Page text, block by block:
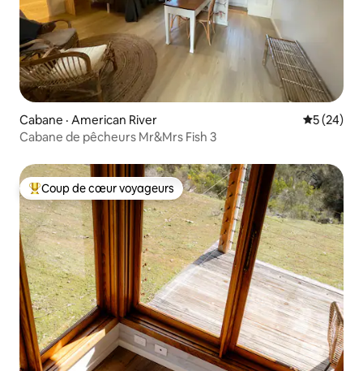
Cabane · American River Note
5 (24)
Cabane de pêcheurs Mr&Mrs Fish 3
Coup de cœur voyageurs parmi les plus aimés
Coup de cœur voyageurs